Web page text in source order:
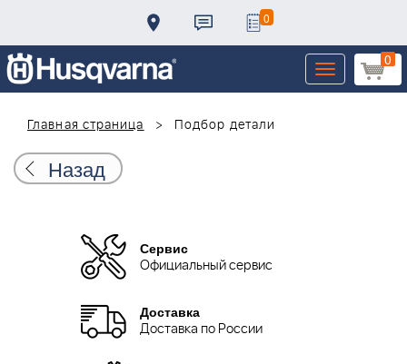
0
0
Toggle
navigation
Главная страница
Подбор детали
Назад
Сервис
Официальный сервис
Доставка
Доставка по России